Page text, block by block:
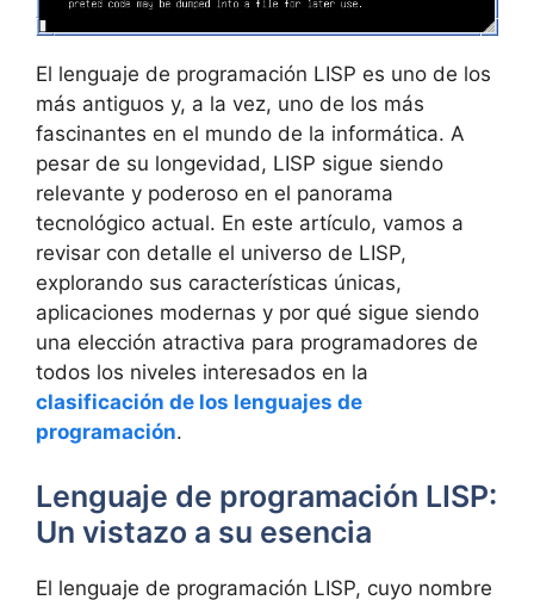
El lenguaje de programación LISP es uno de los
más antiguos y, a la vez, uno de los más
fascinantes en el mundo de la informática. A
pesar de su longevidad, LISP sigue siendo
relevante y poderoso en el panorama
tecnológico actual. En este artículo, vamos a
revisar con detalle el universo de LISP,
explorando sus características únicas,
aplicaciones modernas y por qué sigue siendo
una elección atractiva para programadores de
todos los niveles interesados en la
clasificación de los lenguajes de
programación.
Lenguaje de programación LISP:
Un vistazo a su esencia
El lenguaje de programación LISP, cuyo nombre